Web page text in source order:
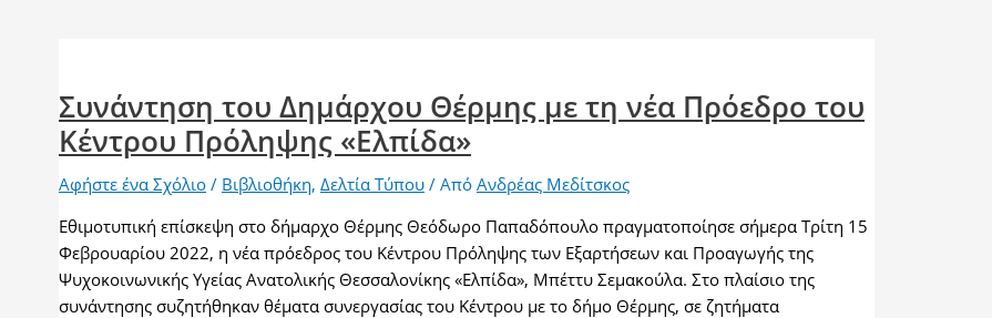
Συνάντηση του Δημάρχου Θέρμης με τη νέα Πρόεδρο του
Κέντρου Πρόληψης «Ελπίδα»
Αφήστε ένα Σχόλιο / Βιβλιοθήκη, Δελτία Τύπου / Από Ανδρέας Μεδίτσκος
Εθιμοτυπική επίσκεψη στο δήμαρχο Θέρμης Θεόδωρο Παπαδόπουλο πραγματοποίησε σήμερα Τρίτη 15
Φεβρουαρίου 2022, η νέα πρόεδρος του Κέντρου Πρόληψης των Εξαρτήσεων και Προαγωγής της
Ψυχοκοινωνικής Υγείας Ανατολικής Θεσσαλονίκης «Ελπίδα», Μπέττυ Σεμακούλα. Στο πλαίσιο της
συνάντησης συζητήθηκαν θέματα συνεργασίας του Κέντρου με το δήμο Θέρμης, σε ζητήματα